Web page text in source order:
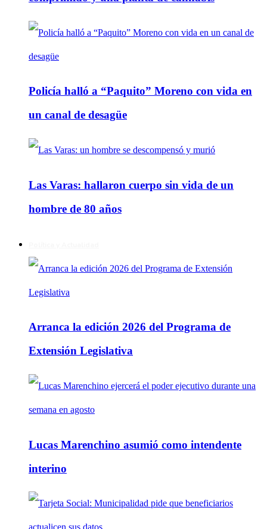
Policía halló a “Paquito” Moreno con vida en
un canal de desagüe
Las Varas: hallaron cuerpo sin vida de un
hombre de 80 años
Arranca la edición 2026 del Programa de
Extensión Legislativa
Lucas Marenchino asumió como intendente
interino